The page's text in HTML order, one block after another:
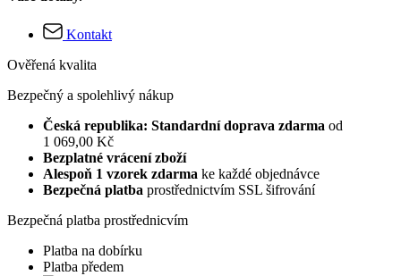
Kontakt
Ověřená kvalita
Bezpečný a spolehlivý nákup
Česká republika: Standardní doprava zdarma od
1 069,00 Kč
Bezplatné vrácení zboží
Alespoň 1 vzorek zdarma ke každé objednávce
Bezpečná platba prostřednictvím SSL šifrování
Bezpečná platba prostřednicvím
Platba na dobírku
Platba předem